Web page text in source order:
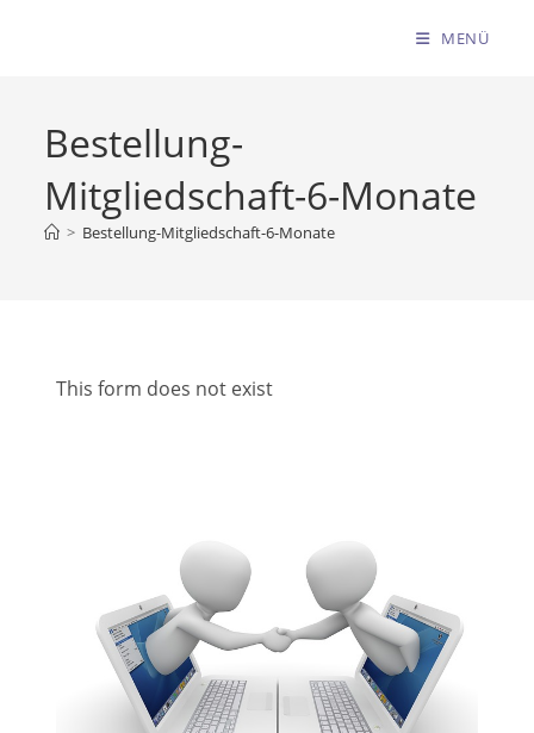
MENÜ
Bestellung-
Mitgliedschaft-6-Monate
> Bestellung-Mitgliedschaft-6-Monate
This form does not exist